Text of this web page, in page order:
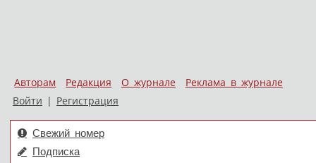
Авторам Редакция О журнале
Реклама в журнале
Войти | Регистрация
Свежий номер
Подписка